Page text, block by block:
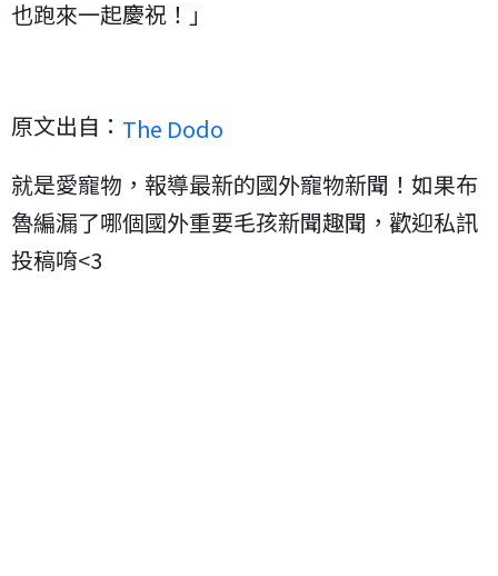
也跑來一起慶祝！」
原文出自： The Dodo
就是愛寵物，報導最新的國外寵物新聞！如果布
魯編漏了哪個國外重要毛孩新聞趣聞，歡迎私訊
投稿唷<3